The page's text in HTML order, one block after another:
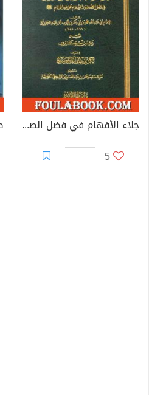
جلاء الأفهام في فضل الصلاة والسلام على خير الأنام
5